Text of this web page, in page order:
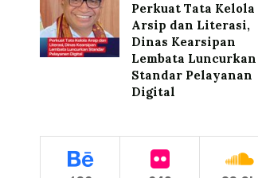
Perkuat Tata Kelola
Arsip dan Literasi,
Dinas Kearsipan
Lembata Luncurkan
Standar Pelayanan
Digital